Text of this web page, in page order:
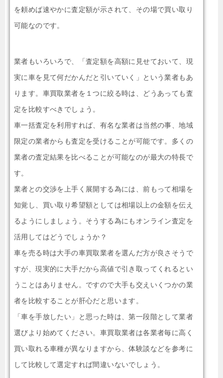
を頼めば速やかに査定額が示されて、その場で買い取り
可能なのです。
業者もいろいろで、「査定額を高額に見せておいて、現
実に車を見て何だかんだと引いていく」という業者もあ
ります。車買取業者を１つに絞る時は、どうあっても査
定を比較すべきでしょう。
車一括査定を利用すれば、有名な業者は当然の事、地域
限定の業者からも査定を受けることが可能です。多くの
業者の査定結果を比べることが可能なのが最大の特長で
す。
業者との交渉を上手く展開する為には、前もって相場を
知覚し、買い取り希望額としては相場以上の金額を伝え
るようにしましょう。そうする為にもオンライン査定を
活用してはどうでしょうか？
車を売る時は大手の車買取業者を選んだ方が良さそうで
すが、現実的に大手だから高値で引き取ってくれるとい
うことはありません。ですので大手も交えいくつかの業
者を比較することが肝心だと思います。
「車を手放したい」と思った時は、第一段階として業者
選びより始めてください。車買取業者は各業者毎に高く
買い取れる車種が異なりますから、体験談などを参考に
して比較して選定すれば間違いないでしょう。